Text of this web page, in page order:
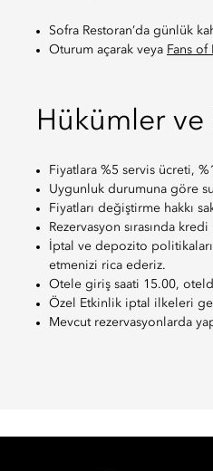
Sofra Restoran’da günlük
Oturum açarak veya Fans of
Hükümler ve
Fiyatlara %5 servis ücreti,
Uygunluk durumuna göre
Fiyatları değiştirme hakkı
Rezervasyon sırasında
İptal ve depozito
etmenizi rica ederiz.
Otele giriş saati 15.00,
Özel Etkinlik iptal ilkeleri
Mevcut rezervasyonlarda